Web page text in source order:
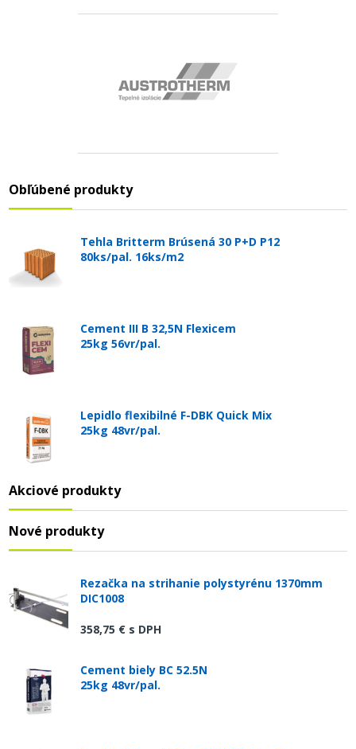
Obľúbené produkty
Tehla Britterm Brúsená 30 P+D P12
80ks/pal. 16ks/m2
Cement III B 32,5N Flexicem
25kg 56vr/pal.
Lepidlo flexibilné F-DBK Quick Mix
25kg 48vr/pal.
Akciové produkty
Nové produkty
Rezačka na strihanie polystyrénu 1370mm
DIC1008
358,75 € s DPH
Cement biely BC 52.5N
25kg 48vr/pal.